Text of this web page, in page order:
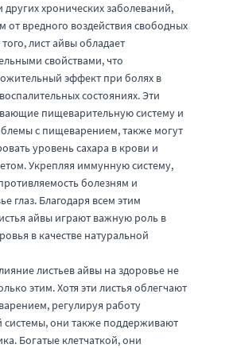
других хронических заболеваний,
вредного воздействия свободных
лист айвы обладает
свойствами, что
эффект при болях в
состояниях. Эти
пищеварительную систему и
с пищеварением, также могут
уровень сахара в крови и
Укрепляя иммунную систему,
болезням и
глаз. Благодаря всем этим
айвы играют важную роль в
в качестве натуральной
листьев айвы на здоровье не
этим. Хотя эти листья облегчают
регулируя работу
системы, они также поддерживают
Богатые клетчаткой, они